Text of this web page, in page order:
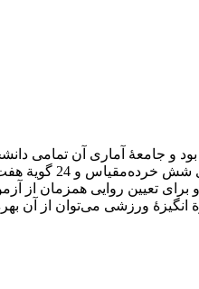
مرد و 109 زن) با دامنۀ سنی 18 تا
برای تعیین روایی همزمان از